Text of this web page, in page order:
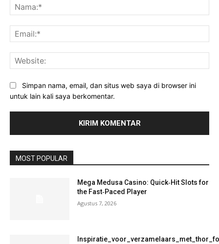
Simpan nama, email, dan situs web saya di browser ini
untuk lain kali saya berkomentar.
MOST POPULAR
Mega Medusa Casino: Quick‑Hit Slots for
the Fast‑Paced Player
Agustus 7, 2026